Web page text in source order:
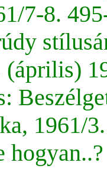
7-8.
(április)
1961/